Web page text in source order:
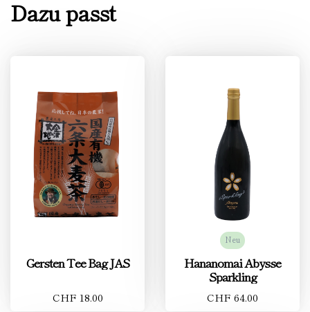
Dazu passt
Gersten Tee Bag JAS
CHF 18.00
Neu
Hananomai Abysse
Sparkling
CHF 64.00